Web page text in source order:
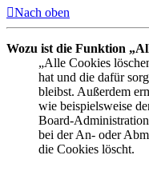
Nach oben
Wozu ist die Funktion
„Alle Cookies
hat und die dafür
bleibst. Außerdem
wie beispielsweise
Board-
bei der An- oder
die Cookies löscht.